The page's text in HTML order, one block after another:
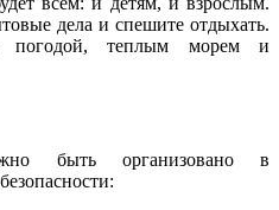
дела и спешите отдыхать.
теплым морем и
быть организовано в